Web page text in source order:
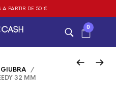
A PARTIR DE 50 €
0
GIUBRA /
32 MM